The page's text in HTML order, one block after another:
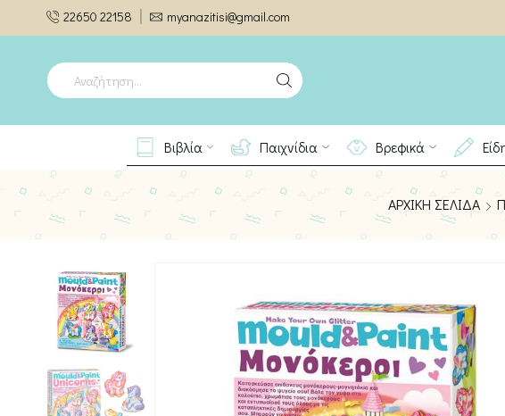
22650 22158 myanazitisi@gmail.com
Βιβλία Παιχνίδια Βρεφικά
ΑΡΧΙΚΉ ΣΕΛΊΔΑ